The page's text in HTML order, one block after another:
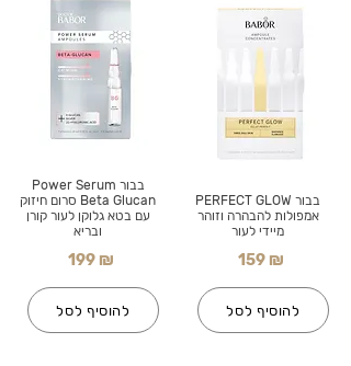
בבור Power Serum
Beta Glucan סרום חיזוק
עם בטא גלוקן לעור קורן
ובריא
199 ₪
להוסיף לסל
בבור PERFECT GLOW
אמפולות להבהרה וזוהר
מיידי לעור
159 ₪
להוסיף לסל